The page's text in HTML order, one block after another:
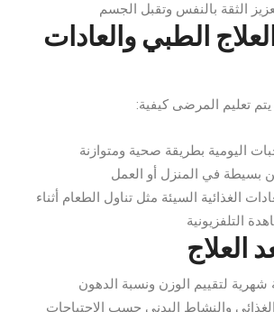
الثقة بالنفس وتقبل الجسم
الطبي والعادات
تعليم المرضى كيفية:
اليومية بطريقة صحية ومتوازنة
بسيطة في المنزل أو العمل
الغذائية السيئة مثل تناول الطعام أثناء
التلفزيونية
العلاج
لتقييم الوزن ونسبة الدهون
والنشاط البدني حسب الاحتياجات